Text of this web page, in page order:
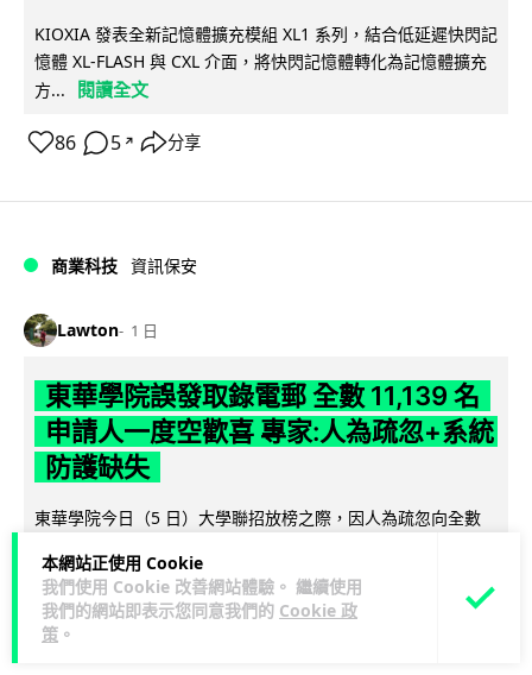
本網站正使用 Cookie
我們使用 Cookie 改善網站體驗。 繼續使用
我們的網站即表示您同意我們的 Cookie 政
策 。
KIOXIA 發表全新記憶體擴充模組 XL1 系列，結合低延遲快閃記
憶體 XL-FLASH 與 CXL 介面，將快閃記憶體轉化為記憶體擴充
方...
閱讀全文
86 5 ↗ 分享
商業科技 資訊保安
Lawton 1 日
東華學院誤發取錄電郵 全數 11,139 名
申請人一度空歡喜 專家:人為疏忽+系統
防護缺失
東華學院今日（5 日）大學聯招放榜之際，因人為疏忽向全數
以為獲得學位取錄，事...
閱讀全文
149 17 分享